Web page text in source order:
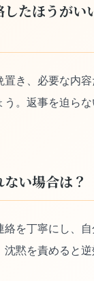
たほうがい
き、必要な内容
。返事を迫ら
い場合は？
を丁寧にし、自
黙を責めると